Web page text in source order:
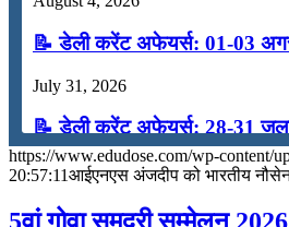
📝 डेली करेंट अफेयर्स: 01-03
July 31, 2026
📝 डेली करेंट अफेयर्स: 28-31
July 28, 2026
📝 डेली करेंट अफेयर्स: 25-27
https://www.edudose.com/wp-content/
20:57:11आईएनएस अंजदीप को भारतीय